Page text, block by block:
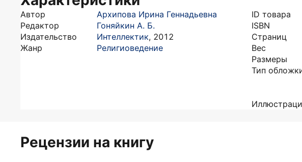
Автор
Архипова Ирина Геннадьевна
Редактор
Гоняйкин А. Б.
Издательство
Интеллектик, 2012
Жанр
Религиоведение
ID товара
ISBN
Страниц
Вес
Размеры
Тип
Рецензии на книгу